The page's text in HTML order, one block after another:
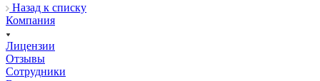
Назад к списку
Компания
Лицензии
Отзывы
Сотрудники